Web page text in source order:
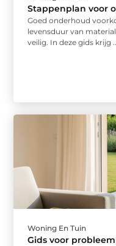
Stappenplan voor
Goed onderhoud
levensduur van
veilig. In deze gids krijg
Woning En Tuin
Gids voor